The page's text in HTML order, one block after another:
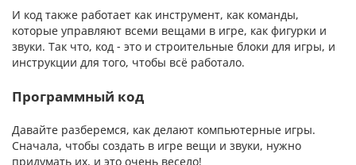
И код также работает как инструмент, как команды,
которые управляют всеми вещами в игре, как фигурки и
звуки. Так что, код - это и строительные блоки для игры, и
инструкции для того, чтобы всё работало.
Программный код
Давайте разберемся, как делают компьютерные игры.
Сначала, чтобы создать в игре вещи и звуки, нужно
придумать их, и это очень весело!